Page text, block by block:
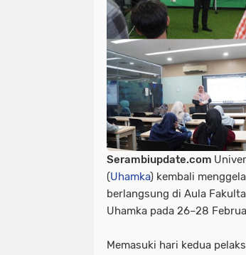
Serambiupdate.com
(Uhamka) kembali
berlangsung di Aula
Uhamka pada 26–28
Memasuki hari kedua